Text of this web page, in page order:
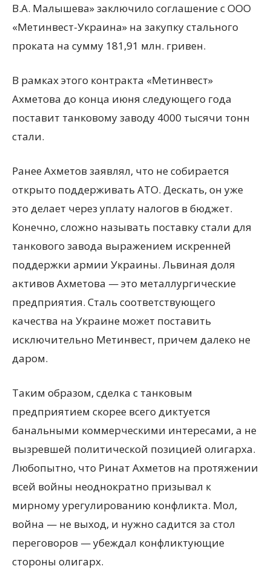
В.А. Малышева» заключило соглашение с ООО
«Метинвест-Украина» на закупку стального
проката на сумму 181,91 млн. гривен.
В рамках этого контракта «Метинвест»
Ахметова до конца июня следующего года
поставит танковому заводу 4000 тысячи тонн
стали.
Ранее Ахметов заявлял, что не собирается
открыто поддерживать АТО. Дескать, он уже
это делает через уплату налогов в бюджет.
Конечно, сложно называть поставку стали для
танкового завода выражением искренней
поддержки армии Украины. Львиная доля
активов Ахметова — это металлургические
предприятия. Сталь соответствующего
качества на Украине может поставить
исключительно Метинвест, причем далеко не
даром.
Таким образом, сделка с танковым
предприятием скорее всего диктуется
банальными коммерческими интересами, а не
вызревшей политической позицией олигарха.
Любопытно, что Ринат Ахметов на протяжении
всей войны неоднократно призывал к
мирному урегулированию конфликта. Мол,
война — не выход, и нужно садится за стол
переговоров — убеждал конфликтующие
стороны олигарх.